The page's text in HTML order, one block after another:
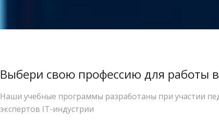
Выбери свою профессию для работы
Наши учебные программы разработаны при участии
экспертов IT-индустрии